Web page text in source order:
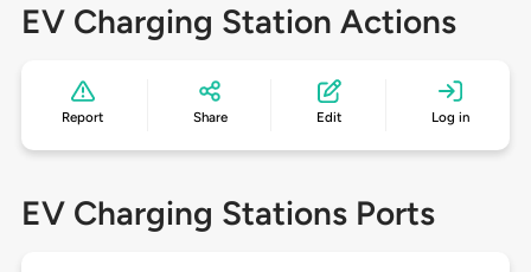
EV Charging Station Actions
Report Share Edit Log in
EV Charging Stations Ports